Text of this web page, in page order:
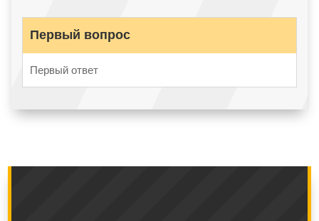
Первый вопрос
Первый ответ